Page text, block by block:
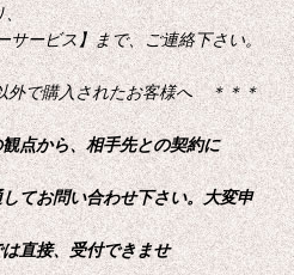
、
ービス】まで、ご連絡下さい。
外で購入されたお客様へ ＊＊＊
点から、相手先との契約に
てお問い合わせ下さい。大変申
直接、受付できませ